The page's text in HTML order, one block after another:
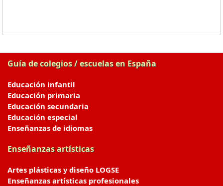
Guía de colegios / escuelas en España
Educación infantil
Educación primaria
Educación secundaria
Educación especial
Enseñanzas de idiomas
Enseñanzas artísticas
Artes plásticas y diseño LOGSE
Enseñanzas artísticas profesionales